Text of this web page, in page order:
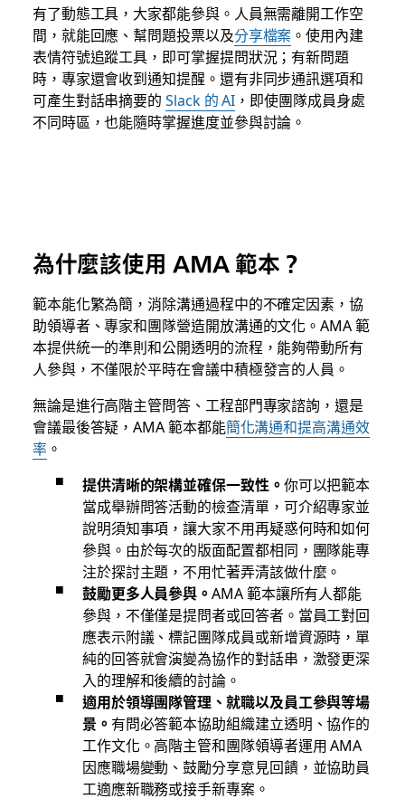
有了動態工具，大家都能參與。人員無需離開工作空
間，就能回應、幫問題投票以及分享檔案 。使用內建
表情符號追蹤工具，即可掌握提問狀況；有新問題
時，專家還會收到通知提醒。還有非同步通訊選項和
可產生對話串摘要的Slack 的 AI ，即使團隊成員身處
不同時區，也能隨時掌握進度並參與討論。
為什麼該使用 AMA 範本？
範本能化繁為簡，消除溝通過程中的不確定因素，協
助領導者、專家和團隊營造開放溝通的文化。AMA 範
本提供統一的準則和公開透明的流程，能夠帶動所有
人參與，不僅限於平時在會議中積極發言的人員。
無論是進行高階主管問答、工程部門專家諮詢，還是
會議最後答疑，AMA 範本都能簡化溝通和提高溝通效
率。
提供清晰的架構並確保一致性。 你可以把範本
當成舉辦問答活動的檢查清單，可介紹專家並
說明須知事項，讓大家不用再疑惑何時和如何
參與。由於每次的版面配置都相同，團隊能專
注於探討主題，不用忙著弄清該做什麼。
鼓勵更多人員參與。AMA 範本讓所有人都能
參與，不僅僅是提問者或回答者。當員工對回
應表示附議、標記團隊成員或新增資源時，單
純的回答就會演變為協作的對話串，激發更深
入的理解和後續的討論。
適用於領導團隊管理、就職以及員工參與等場
景。 有問必答範本協助組織建立透明、協作的
工作文化。高階主管和團隊領導者運用 AMA
因應職場變動、鼓勵分享意見回饋，並協助員
工適應新職務或接手新專案。